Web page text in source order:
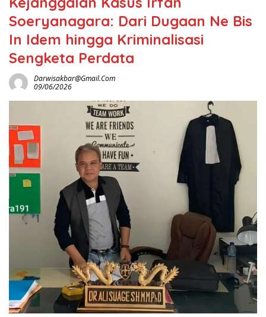
Soeryanagara: Dari Dugaan Ne Bis
In Idem hingga Kriminalisasi
Sengketa Perdata
Darwisakbar@gmail.com
09/06/2026